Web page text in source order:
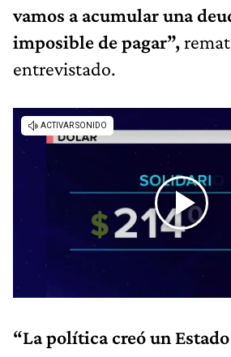
vamos a acumular una
imposible de pagar”,
entrevistado.
“La política creó un